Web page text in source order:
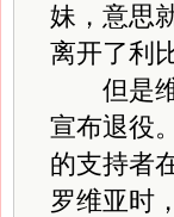
妹，意思
离开了利
但是维
宣布退役
的支持者
罗维亚时